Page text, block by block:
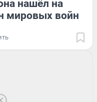
нашёл на
мировых войн